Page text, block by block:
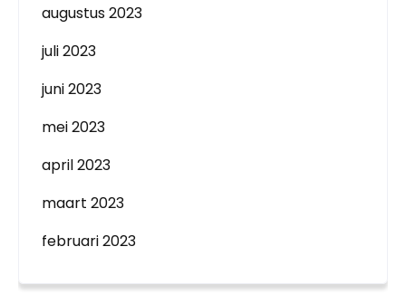
augustus 2023
juli 2023
juni 2023
mei 2023
april 2023
maart 2023
februari 2023